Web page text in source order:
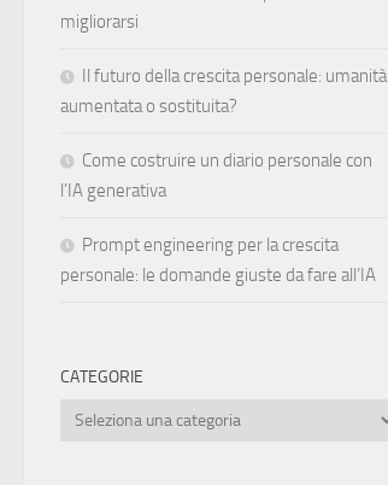
migliorarsi
Il futuro della crescita personale: umanità
aumentata o sostituita?
Come costruire un diario personale con
l’IA generativa
Prompt engineering per la crescita
personale: le domande giuste da fare all’IA
CATEGORIE
Categorie